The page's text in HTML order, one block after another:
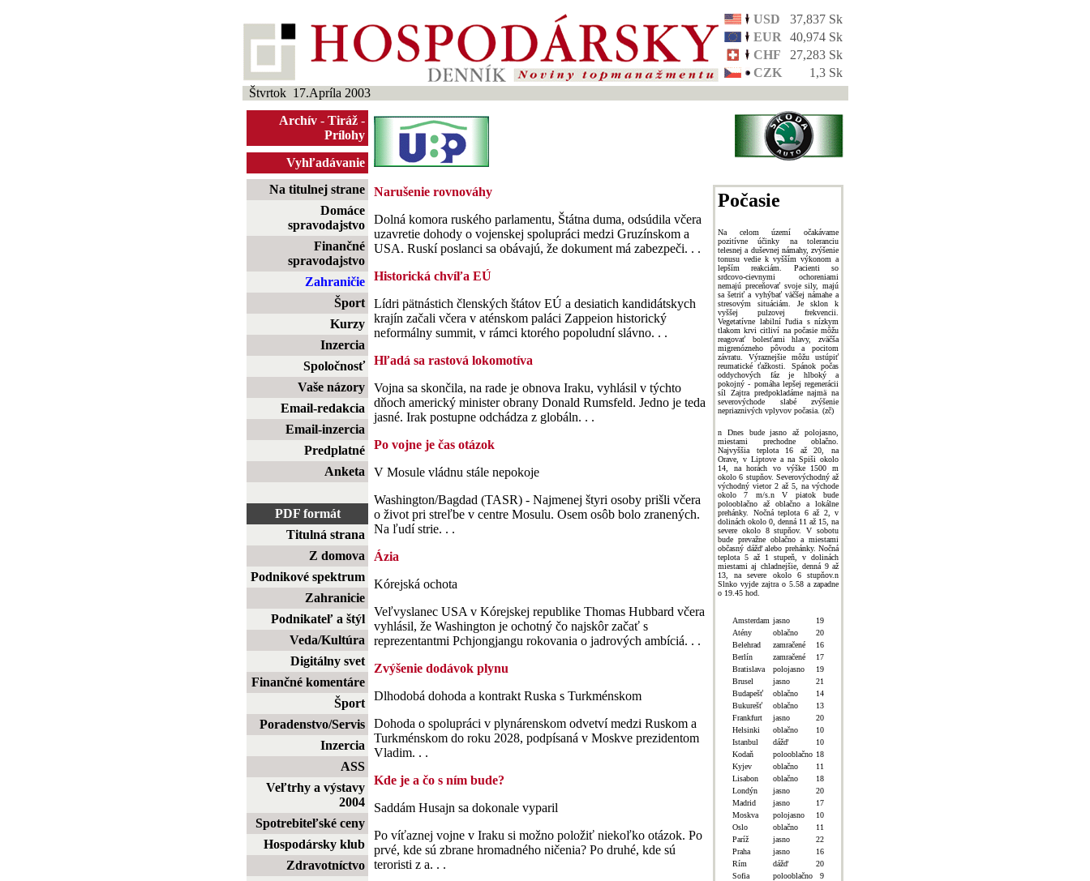
USD
37,837 Sk
EUR
40,974 Sk
CHF
27,283 Sk
CZK
1,3 Sk
Štvrtok 17.Apríla 2003
Archív - Tiráž -
Prílohy
Vyhľadávanie
Na titulnej strane
Domáce
spravodajstvo
Finančné
spravodajstvo
Zahraničie
Šport
Kurzy
Inzercia
Spoločnosť
Vaše názory
Email-redakcia
Email-inzercia
Predplatné
Anketa
PDF formát
Titulná strana
Z domova
Podnikové spektrum
Zahranicie
Podnikateľ a štýl
Veda/Kultúra
Digitálny svet
Finančné komentáre
Šport
Poradenstvo/Servis
Inzercia
ASS
Veľtrhy a výstavy
2004
Spotrebiteľské ceny
Hospodársky klub
Zdravotníctvo
Narušenie rovnováhy
Dolná komora ruského parlamentu, Štátna duma, odsúdila včera
uzavretie dohody o vojenskej spolupráci medzi Gruzínskom a
USA. Ruskí poslanci sa obávajú, že dokument má zabezpeči. . .
Historická chvíľa EÚ
Lídri pätnástich členských štátov EÚ a desiatich kandidátskych
krajín začali včera v aténskom paláci Zappeion historický
neformálny summit, v rámci ktorého popoludní slávno. . .
Hľadá sa rastová lokomotíva
Vojna sa skončila, na rade je obnova Iraku, vyhlásil v týchto
dňoch americký minister obrany Donald Rumsfeld. Jedno je teda
jasné. Irak postupne odchádza z globáln. . .
Po vojne je čas otázok
V Mosule vládnu stále nepokoje
Washington/Bagdad (TASR) - Najmenej štyri osoby prišli včera
o život pri streľbe v centre Mosulu. Osem osôb bolo zranených.
Na ľudí strie. . .
Ázia
Kórejská ochota
Veľvyslanec USA v Kórejskej republike Thomas Hubbard včera
vyhlásil, že Washington je ochotný čo najskôr začať s
reprezentantmi Pchjongjangu rokovania o jadrových ambíciá. . .
Zvýšenie dodávok plynu
Dlhodobá dohoda a kontrakt Ruska s Turkménskom
Dohoda o spolupráci v plynárenskom odvetví medzi Ruskom a
Turkménskom do roku 2028, podpísaná v Moskve prezidentom
Vladim. . .
Kde je a čo s ním bude?
Saddám Husajn sa dokonale vyparil
Po víťaznej vojne v Iraku si možno položiť niekoľko otázok. Po
prvé, kde sú zbrane hromadného ničenia? Po druhé, kde sú
teroristi z a. . .
Počasie
Na celom území očakávame
pozitívne účinky na toleranciu
telesnej a duševnej námahy, zvýšenie
tonusu vedie k vyšším výkonom a
lepším reakciám. Pacienti so
srdcovo-cievnymi ochoreniami
nemajú preceňovať svoje sily, majú
sa šetriť a vyhýbať väčšej námahe a
stresovým situáciám. Je sklon k
vyššej pulzovej frekvencii.
Vegetatívne labilní ľudia s nízkym
tlakom krvi citliví na počasie môžu
reagovať bolesťami hlavy, zväčša
migrenózneho pôvodu a pocitom
závratu. Výraznejšie môžu ustúpiť
reumatické ťažkosti. Spánok počas
oddychových fáz je hlboký a
pokojný - pomáha lepšej regenerácii
síl Zajtra predpokladáme najmä na
severovýchode slabé zvýšenie
nepriaznivých vplyvov počasia. (zč)
n Dnes bude jasno až polojasno,
miestami prechodne oblačno.
Najvyššia teplota 16 až 20, na
Orave, v Liptove a na Spiši okolo
14, na horách vo výške 1500 m
okolo 6 stupňov. Severovýchodný až
východný vietor 2 až 5, na východe
okolo 7 m/s.n V piatok bude
polooblačno až oblačno a lokálne
prehánky. Nočná teplota 6 až 2, v
dolinách okolo 0, denná 11 až 15, na
severe okolo 8 stupňov. V sobotu
bude prevažne oblačno a miestami
občasný dážď alebo prehánky. Nočná
teplota 5 až 1 stupeň, v dolinách
miestami aj chladnejšie, denná 9 až
13, na severe okolo 6 stupňov.n
Slnko vyjde zajtra o 5.58 a zapadne
o 19.45 hod.
Amsterdam jasno
19
Atény
oblačno
20
Belehrad
zamračené
16
Berlín
zamračené
17
Bratislava
polojasno
19
Brusel
jasno
21
Budapešť
oblačno
14
Bukurešť
oblačno
13
Frankfurt
jasno
20
Helsinki
oblačno
10
Istanbul
dážď
10
Kodaň
polooblačno 18
Kyjev
oblačno
11
Lisabon
oblačno
18
Londýn
jasno
20
Madrid
jasno
17
Moskva
polojasno
10
Oslo
oblačno
11
Paríž
jasno
22
Praha
jasno
16
Rím
dážď
20
Sofia
polooblačno
9